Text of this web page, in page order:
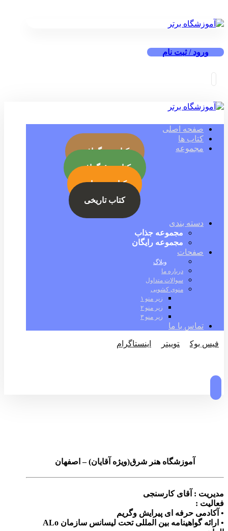
ورود / ثبت نام
صفحه اصلی
کتاب ها
مجموعه
کتاب بیوگرافی
کتاب جئوگرافی
کتاب رمز ارز
کتاب تاریخی
دسته بندی
مجموعه جذاب
مجموعه رایگان
صفحات
وبلاگ
درباره ما
سوالات متداول
منوی کشویی
زیر منو ۱
زیر منو ۲
زیر منو ۳
تماس با ما
فیس بوک توییتر
اینستاگرام
آموزشگاه هنر شرق(ویژه آقایان) – اصفهان
مدیریت : آقای کارسنجی
فعالیت :
• آکادمی حرفه ای پیرایش وگریم
• ارائه گواهینامه بین المللی تحت لیسانس سازمان ALo